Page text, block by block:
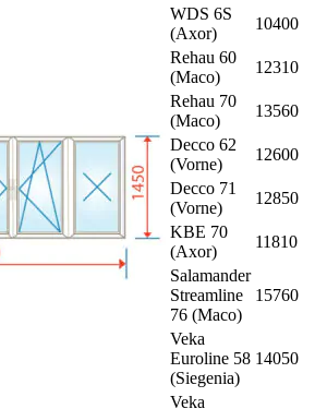
WDS 6S
(Axor)
10400
Rehau 60
(Maco)
12310
Rehau 70
(Maco)
13560
Decco 62
(Vorne)
12600
Decco 71
(Vorne)
12850
KBE 70
(Axor)
11810
Salamander
Streamline
76 (Maco)
15760
Veka
Euroline 58
(Siegenia)
14050
Veka